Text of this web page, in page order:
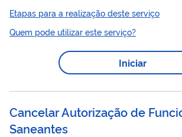
can celar uma versão ou uma das
Etapas para a realização deste serviço
Quem pode utilizar este serviço?
Iniciar
Cancelar Autorização de
Saneantes